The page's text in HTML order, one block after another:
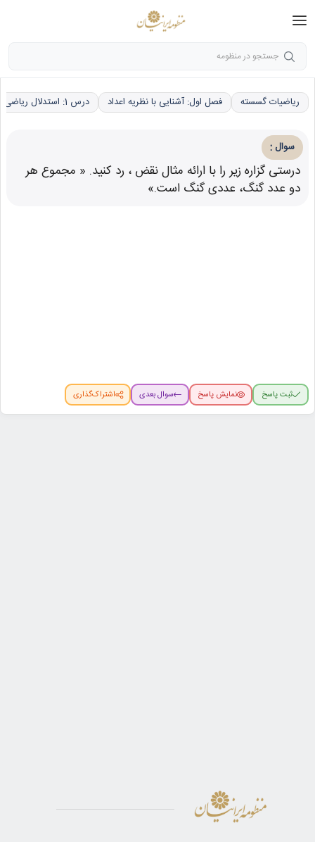
جستجو در منظومه
ریاضیات گسسته فصل اول: آشنایی با نظریه اعداد درس 1: استدلال ریاضی
سوال :
درستی گزاره زیر را با ارائه مثال نقض ، رد کنید. « مجموع هر
دو عدد گنگ، عددی گنگ است.»
ثبت پاسخ نمایش پاسخ سوال بعدی اشتراک‌گذاری